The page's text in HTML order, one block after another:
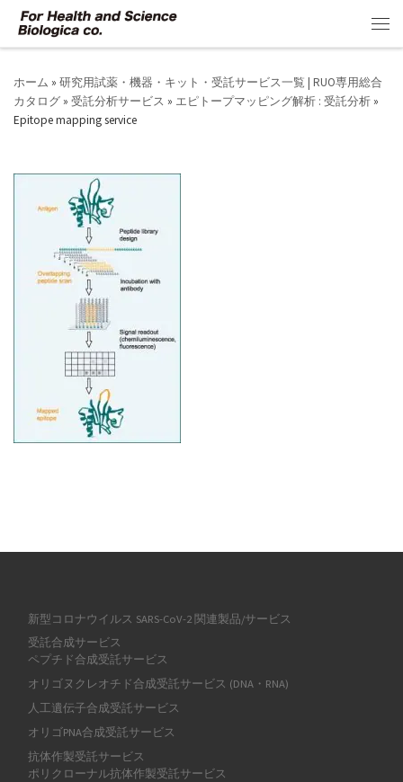
コンテンツへスキップ
ホーム » 研究用試薬・機器・キット・受託サービス一覧 | RUO専用総合
カタログ » 受託分析サービス » エピトープマッピング解析 : 受託分析 »
Epitope mapping service
新型コロナウイルス SARS-CoV-2 関連製品/サービス
受託合成サービス
ペプチド合成受託サービス
オリゴヌクレオチド合成受託サービス (DNA・RNA)
人工遺伝子合成受託サービス
オリゴPNA合成受託サービス
抗体作製受託サービス
ポリクローナル抗体作製受託サービス